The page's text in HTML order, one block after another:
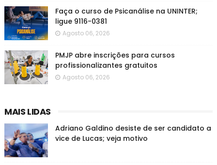
Faça o curso de Psicanálise na UNINTER;
ligue 9116-0381
Agosto 06, 2026
PMJP abre inscrições para cursos
profissionalizantes gratuitos
Agosto 06, 2026
MAIS LIDAS
Adriano Galdino desiste de ser candidato a
vice de Lucas; veja motivo